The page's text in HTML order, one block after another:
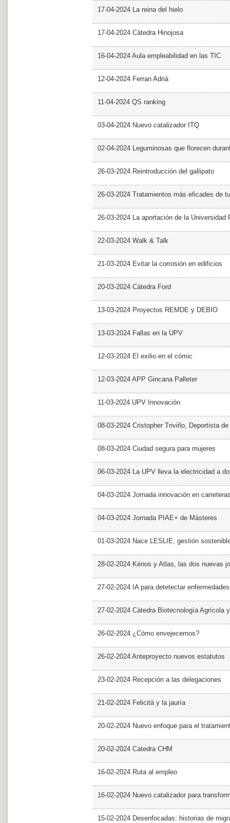
17-04-2024 La reina del hielo
17-04-2024 Cátedra Hinojosa
16-04-2024 Aula empleabilidad en las TIC
12-04-2024 Ferran Adrià
11-04-2024 QS ranking
03-04-2024 Nuevo catalizador ITQ
02-04-2024 Leguminosas que florecen
26-03-2024 Reintroducción del gallipato
26-03-2024 Tratamientos más eficades de
26-03-2024 La aportación de la Universidad
22-03-2024 Walk & Talk
21-03-2024 Evitar la corrosión en edificios
20-03-2024 Cátedra Ford
13-03-2024 Proyectos REMDE y DEBIO
13-03-2024 Fallas en la UPV
12-03-2024 El exilio en el cómic
12-03-2024 APP Gincana Palleter
11-03-2024 UPV Innovación
08-03-2024 Cristopher Triviño, Deportista
08-03-2024 Ciudad segura para mujeres
06-03-2024 La UPV lleva la electricidad a
04-03-2024 Jornada innovación en
04-03-2024 Jornada PIAE+ de Másteres
01-03-2024 Nace LESLIE, gestión
28-02-2024 Kénos y Atlas, las dos nuevas
27-02-2024 IA para detetectar
27-02-2024 Cátedra Biotecnología Agrícola
26-02-2024 ¿Cómo envejecemos?
26-02-2024 Anteproyecto nuevos estatutos
23-02-2024 Recepción a las delegaciones
21-02-2024 Felicità y la jauría
20-02-2024 Nuevo enfoque para el
20-02-2024 Cátedra CHM
16-02-2024 Ruta al empleo
16-02-2024 Nuevo catalizador para
15-02-2024 Desenfocadas: historias de